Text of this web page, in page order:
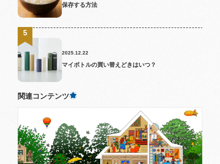
保存する方法
2025.12.22
マイボトルの買い替えどきはいつ？
関連コンテンツ